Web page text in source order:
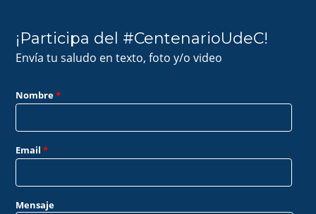
¡Participa del #CentenarioUdeC!
Envía tu saludo en texto, foto y/o video
Nombre*
Email*
Mensaje